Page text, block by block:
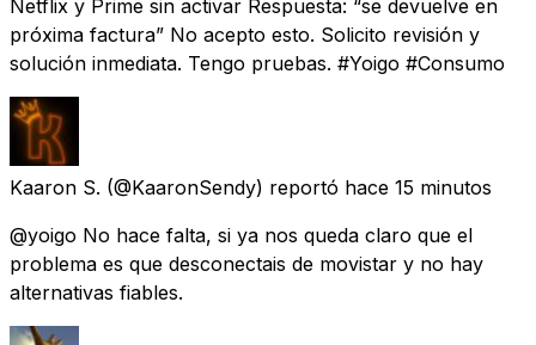
Netflix y Prime sin activar Respuesta: “se devuelve en
próxima factura” No acepto esto. Solicito revisión y
solución inmediata. Tengo pruebas. #Yoigo #Consumo
Kaaron S. (@KaaronSendy) reportó hace 15 minutos
@yoigo No hace falta, si ya nos queda claro que el
problema es que desconectais de movistar y no hay
alternativas fiables.